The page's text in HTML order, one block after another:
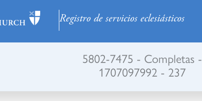
Registro de servicios eclesiásticos
5802-7475 - Completas -
1707097992 - 237